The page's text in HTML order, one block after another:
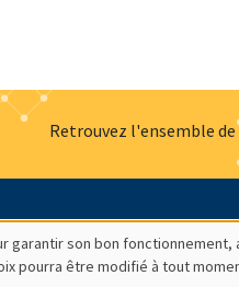
Retrouvez l'ensemble
Hommage à Actualités
son bon
pourra être modifié à tout